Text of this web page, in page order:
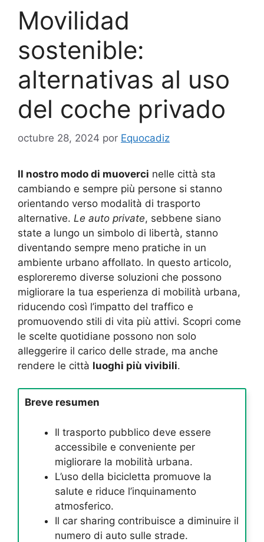
Movilidad
sostenible:
alternativas al uso
del coche privado
octubre 28, 2024 por Equocadiz
Il nostro modo di muoverci nelle città sta
cambiando e sempre più persone si stanno
orientando verso modalità di trasporto
alternative. Le auto private, sebbene siano
state a lungo un simbolo di libertà, stanno
diventando sempre meno pratiche in un
ambiente urbano affollato. In questo articolo,
esploreremo diverse soluzioni che possono
migliorare la tua esperienza di mobilità urbana,
riducendo così l’impatto del traffico e
promuovendo stili di vita più attivi. Scopri come
le scelte quotidiane possono non solo
alleggerire il carico delle strade, ma anche
rendere le città luoghi più vivibili.
Breve resumen
Il trasporto pubblico deve essere
accessibile e conveniente per
migliorare la mobilità urbana.
L’uso della bicicletta promuove la
salute e riduce l’inquinamento
atmosferico.
Il car sharing contribuisce a diminuire il
numero di auto sulle strade.